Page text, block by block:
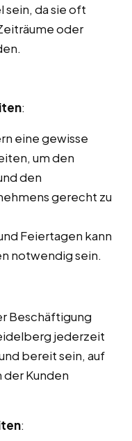
sein, da sie oft
oder
:
eine gewisse
um den
den
gerecht zu
Feiertagen kann
notwendig sein.
Beschäftigung
jederzeit
bereit sein, auf
der Kunden
: